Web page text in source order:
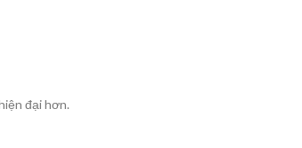
đại hơn.